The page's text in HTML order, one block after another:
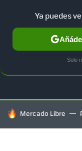
GUÍA
HOY SE HABLA DE
Mercado Libre
Ya puedes
Solo